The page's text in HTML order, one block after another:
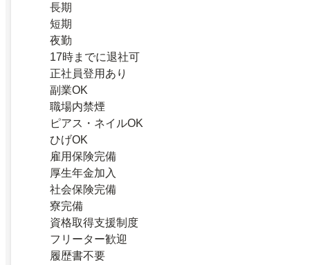
長期
短期
夜勤
17時までに退社可
正社員登用あり
副業OK
職場内禁煙
ピアス・ネイルOK
ひげOK
雇用保険完備
厚生年金加入
社会保険完備
寮完備
資格取得支援制度
フリーター歓迎
履歴書不要